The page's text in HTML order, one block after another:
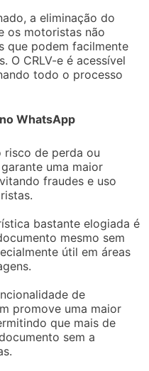
a eliminação do
os motoristas não
que podem facilmente
O CRLV-e é acessível
todo o processo
WhatsApp
risco de perda ou
uma maior
fraudes e uso
bastante elogiada é
mesmo sem
útil em áreas
de
promove uma maior
que mais de
sem a